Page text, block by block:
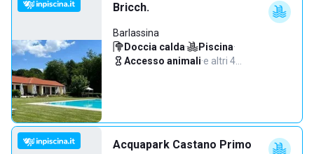
Bricch.
Barlassina
Doccia calda· Piscina·
Accesso animali·e altri 4…
Acquapark Castano Primo